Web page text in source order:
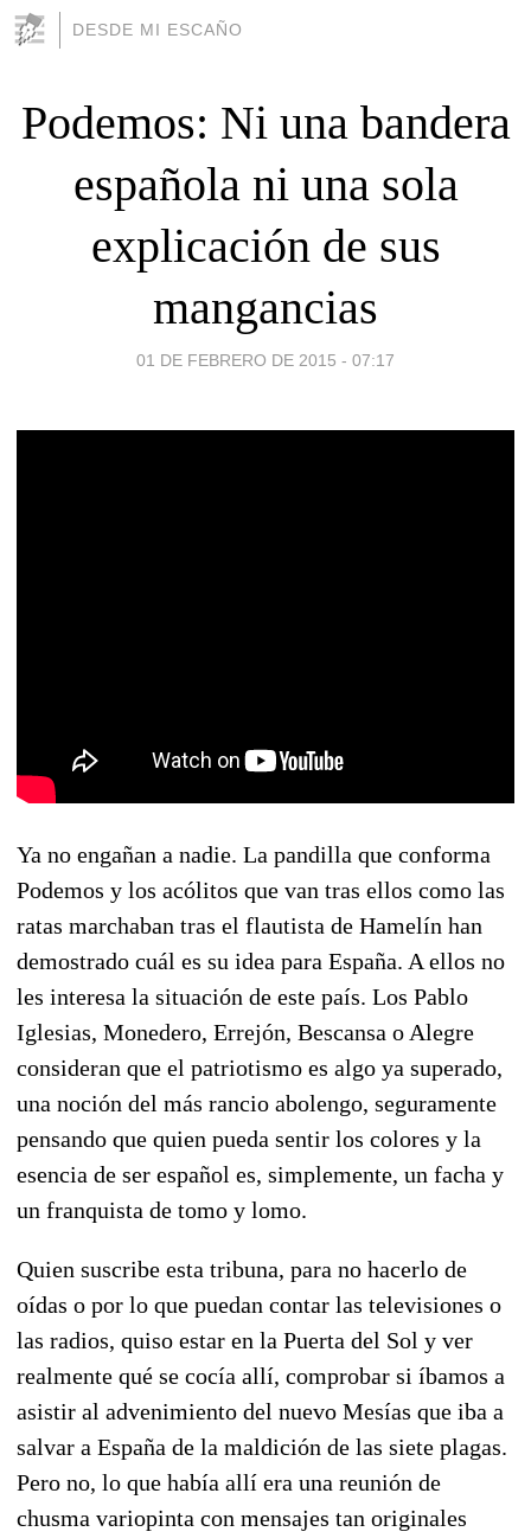
DESDE MI ESCAÑO
Podemos: Ni una bandera
española ni una sola
explicación de sus
mangancias
01 DE FEBRERO DE 2015 - 07:17
Ya no engañan a nadie. La pandilla que conforma
Podemos y los acólitos que van tras ellos como las
ratas marchaban tras el flautista de Hamelín han
demostrado cuál es su idea para España. A ellos no
les interesa la situación de este país. Los Pablo
Iglesias, Monedero, Errejón, Bescansa o Alegre
consideran que el patriotismo es algo ya superado,
una noción del más rancio abolengo, seguramente
pensando que quien pueda sentir los colores y la
esencia de ser español es, simplemente, un facha y
un franquista de tomo y lomo.
Quien suscribe esta tribuna, para no hacerlo de
oídas o por lo que puedan contar las televisiones o
las radios, quiso estar en la Puerta del Sol y ver
realmente qué se cocía allí, comprobar si íbamos a
asistir al advenimiento del nuevo Mesías que iba a
salvar a España de la maldición de las siete plagas.
Pero no, lo que había allí era una reunión de
chusma variopinta con mensajes tan originales